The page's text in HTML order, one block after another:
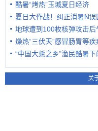
酷暑“烤热”玉城夏日经济
夏日大作战！纠正消暑N误
地球遭到100枚核弹攻击后
燥热“三伏天”感冒肠胃等
“中国大蚝之乡”渔民酷暑
关